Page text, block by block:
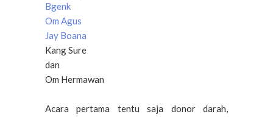
Bgenk
Om Agus
Jay Boana
Kang Sure
dan
Om Hermawan
Acara pertama tentu saja donor darah,